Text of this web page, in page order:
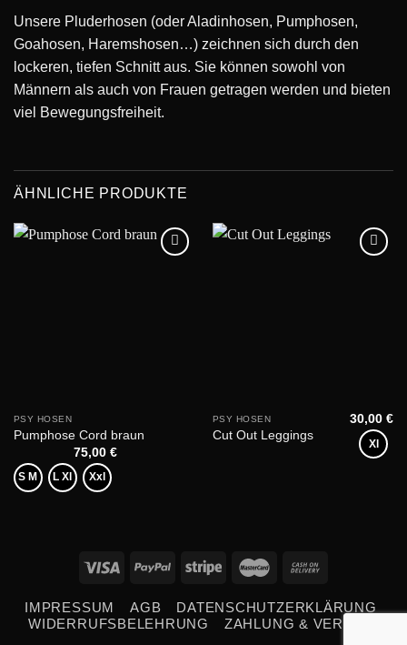
Unsere Pluderhosen (oder Aladinhosen, Pumphosen,
Goahosen, Haremshosen…) zeichnen sich durch den
lockeren, tiefen Schnitt aus. Sie können sowohl von
Männern als auch von Frauen getragen werden und bieten
viel Bewegungsfreiheit.
ÄHNLICHE PRODUKTE
PSY HOSEN
Pumphose Cord braun
75,00 €
S M L Xl Xxl
PSY HOSEN
Cut Out Leggings
30,00€
Xl
IMPRESSUM AGB
DATENSCHUTZERKLÄRUNG
WIDERRUFSBELEHRUNG
ZAHLUNG & VERSAND